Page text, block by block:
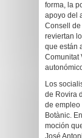
forma, la
apoyo del
Consell
reviertan
que están
Comunitat
Los
de Rovira
de empleo
Botànic.
moción
José